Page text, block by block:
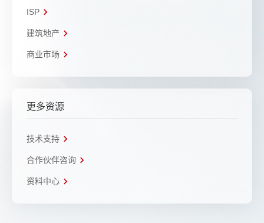
ISP
建筑地产
商业市场
更多资源
技术支持
合作伙伴咨询
资料中心